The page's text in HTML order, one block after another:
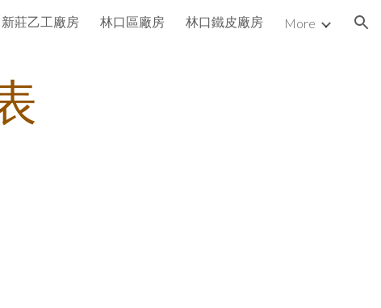
新莊乙工廠房 林口區廠房 林口鐵皮廠房 More